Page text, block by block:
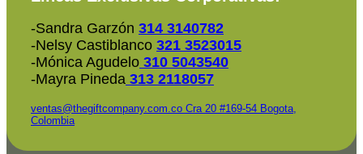
-Sandra Garzón 314 3140782
-Nelsy Castiblanco 321 3523015
-Mónica Agudelo 310 5043540
-Mayra Pineda 313 2118057
ventas@thegiftcompany.com.co Cra 20 #169-54 Bogota,
Colombia